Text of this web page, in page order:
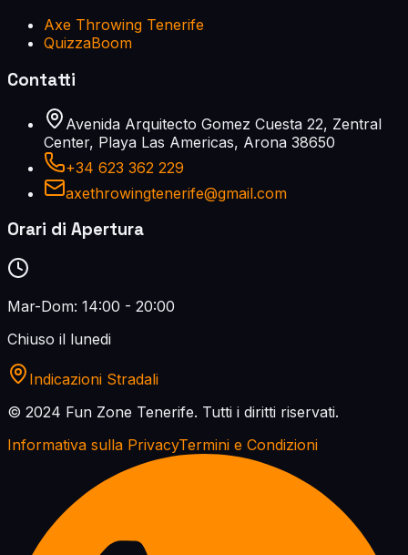
Axe Throwing Tenerife
QuizzaBoom
Contatti
Avenida Arquitecto Gomez Cuesta 22, Zentral
Center, Playa Las Americas, Arona 38650
+34 623 362 229
axethrowingtenerife@gmail.com
Orari di Apertura
Mar-Dom: 14:00 - 20:00
Chiuso il lunedi
Indicazioni Stradali
© 2024 Fun Zone Tenerife. Tutti i diritti riservati.
Informativa sulla PrivacyTermini e Condizioni